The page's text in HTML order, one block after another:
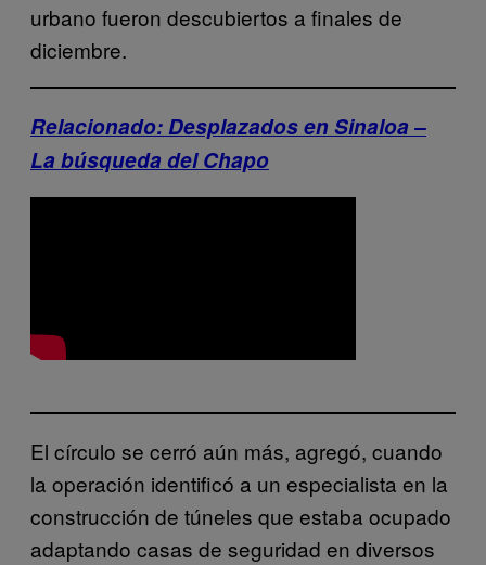
urbano fueron descubiertos a finales de
diciembre.
Relacionado: Desplazados en Sinaloa –
La búsqueda del Chapo
El círculo se cerró aún más, agregó, cuando
la operación identificó a un especialista en la
construcción de túneles que estaba ocupado
adaptando casas de seguridad en diversos